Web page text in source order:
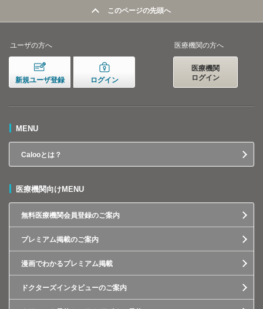
このページの先頭へ
ユーザの方へ
新規ユーザ登録 ログイン
医療機関の方へ
医療機関
ログイン
MENU
Calooとは？
医療機関向けMENU
無料医療機関会員登録のご案内
プレミアム掲載のご案内
漫画でわかるプレミアム掲載
ドクターズインタビューのご案内